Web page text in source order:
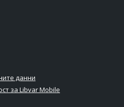
данни
за Libvar Mobile